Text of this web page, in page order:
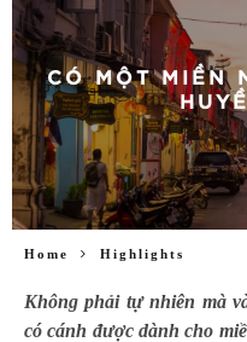
CÓ MỘT MIỀN
Home Highlights
Không phải tự nhiên mà
có cánh được dành cho